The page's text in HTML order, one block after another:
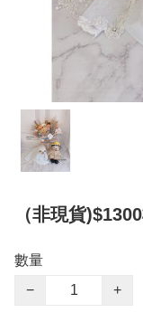
（非現貨
數量
−
+